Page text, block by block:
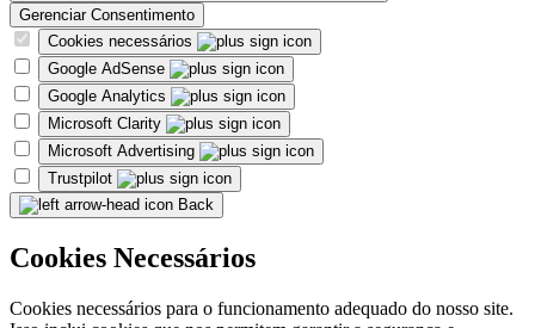
Gerenciar Consentimento
Cookies necessários
Google AdSense
Google Analytics
Microsoft Clarity
Microsoft Advertising
Trustpilot
Back
Cookies Necessários
Cookies necessários para o funcionamento adequado do nosso site.